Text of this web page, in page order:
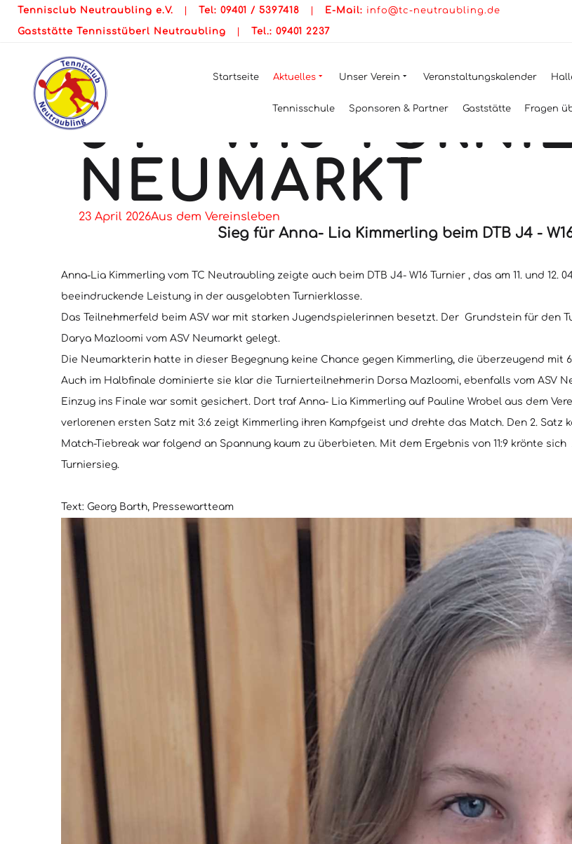
Tennisclub Neutraubling e.V. Tel: 09401 / 5397418 E-Mail: info@tc-neutraubling.de
Gaststätte Tennisstüberl Neutraubling Tel.: 09401 2237
Startseite Aktuelles Unser Verein Veranstaltungskalender
Tennisschule Sponsoren & Partner Gaststätte Fragen
SIEG FÜR
KIMMERLING
J4 - W16
NEUMARKT
23 April 2026Aus dem Vereinsleben
Sieg für Anna- Lia Kimmerling beim DTB J4 -
Anna-Lia Kimmerling vom TC Neutraubling zeigte auch beim DTB J4- W16 Turnier , das am 11. und
beeindruckende Leistung in der ausgelobten Turnierklasse.
Das Teilnehmerfeld beim ASV war mit starken Jugendspielerinnen besetzt. Der Grundstein für den
Darya Mazloomi vom ASV Neumarkt gelegt.
Die Neumarkterin hatte in dieser Begegnung keine Chance gegen Kimmerling, die überzeugend mit
Auch im Halbfinale dominierte sie klar die Turnierteilnehmerin Dorsa Mazloomi, ebenfalls vom ASV
Einzug ins Finale war somit gesichert. Dort traf Anna- Lia Kimmerling auf Pauline Wrobel aus dem
verlorenen ersten Satz mit 3:6 zeigt Kimmerling ihren Kampfgeist und drehte das Match. Den 2.
Match-Tiebreak war folgend an Spannung kaum zu überbieten. Mit dem Ergebnis von 11:9 krönte
Turniersieg.
Text: Georg Barth, Pressewartteam